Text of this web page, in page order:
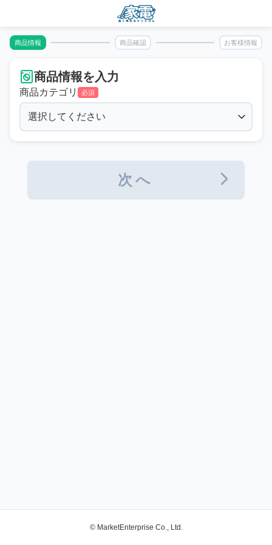
商品情報 商品確認 お客様情報
商品情報を入力
商品カテゴリ 必須
次へ
© MarketEnterprise Co., Ltd.